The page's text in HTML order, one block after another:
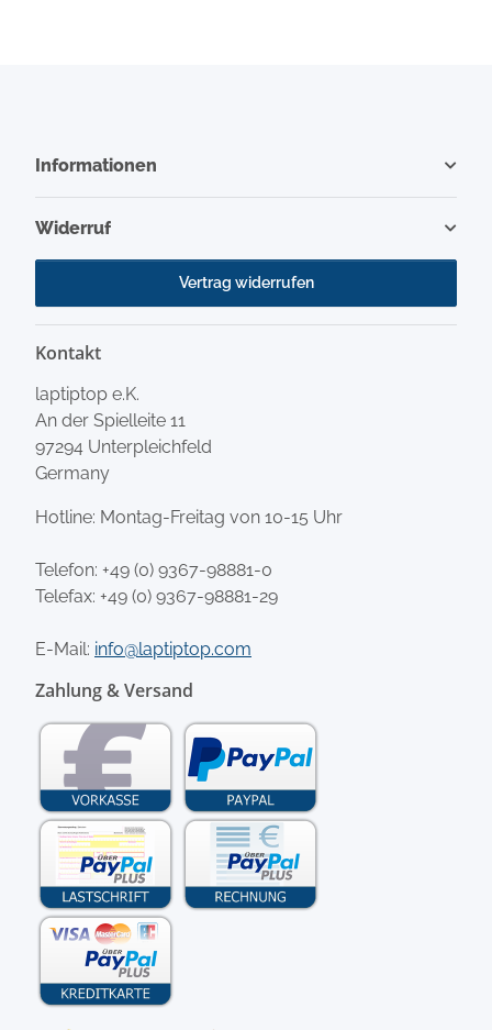
Informationen
Widerruf
Vertrag widerrufen
Kontakt
laptiptop e.K.
An der Spielleite 11
97294 Unterpleichfeld
Germany
Hotline: Montag-Freitag von 10-15 Uhr
Telefon: +49 (0) 9367-98881-0
Telefax: +49 (0) 9367-98881-29
E-Mail: info@laptiptop.com
Zahlung & Versand